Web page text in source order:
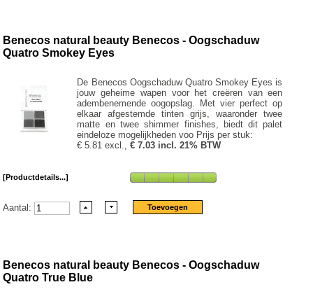
Benecos natural beauty Benecos - Oogschaduw
Quatro Smokey Eyes
De Benecos Oogschaduw Quatro Smokey Eyes is
jouw geheime wapen voor het creëren van een
adembenemende oogopslag. Met vier perfect op
elkaar afgestemde tinten grijs, waaronder twee
matte en twee shimmer finishes, biedt dit palet
eindeloze mogelijkheden voo Prijs per stuk:
€ 5.81 excl.,€ 7.03 incl. 21% BTW
[Productdetails...]
Aantal:
Benecos natural beauty Benecos - Oogschaduw
Quatro True Blue